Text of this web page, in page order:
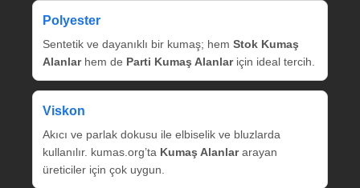
Polyester
Sentetik ve dayanıklı bir kumaş; hem Stok Kumaş
Alanlarhem de Parti Kumaş Alanlariçin ideal tercih.
Viskon
Akıcı ve parlak dokusu ile elbiselik ve bluzlarda
kullanılır. kumas.org’ta Kumaş Alanlararayan
üreticiler için çok uygun.